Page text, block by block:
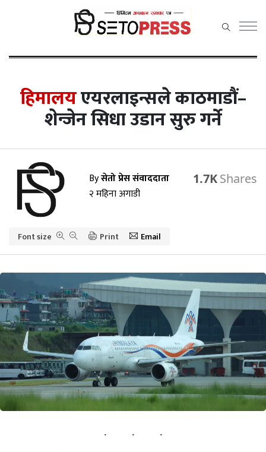
सेतोप्रेस
राजनीति
प्रदेश समाचार
अर्थ/वाणिज्य
कला / मनोरञ्जन
पर्यटन
सूचना-प्रविधि
अन्तराष्ट्रिय
अन्य
हिमालयएयरलाइन्सले काठमाडौं–
शेन्जेन सिधा उडान सुरु गर्ने
Byसेतो प्रेस संवाददाता
२ महिना अगाडी
1.7K
Font size Print Email